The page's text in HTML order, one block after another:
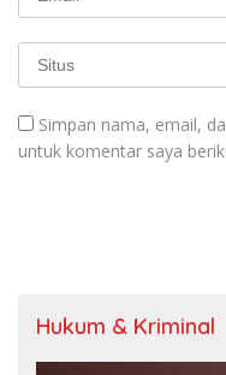
Simpan nama, email,
untuk komentar saya
Hukum & Kriminal